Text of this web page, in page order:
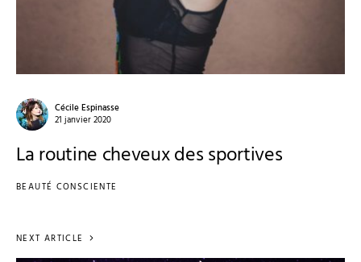
Cécile Espinasse
21 janvier 2020
La routine cheveux des sportives
BEAUTÉ CONSCIENTE
NEXT ARTICLE